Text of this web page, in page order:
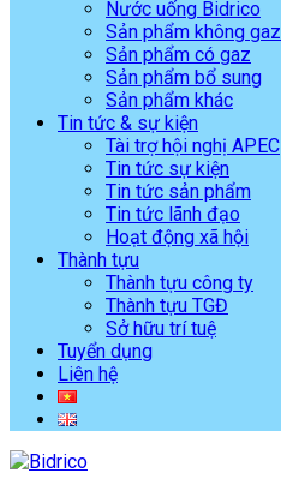
Nước uống Bidrico
Sản phẩm không gaz
Sản phẩm có gaz
Sản phẩm bổ sung
Sản phẩm khác
Tin tức & sự kiện
Tài trợ hội nghị APEC
Tin tức sự kiện
Tin tức sản phẩm
Tin tức lãnh đạo
Hoạt động xã hội
Thành tựu
Thành tựu công ty
Thành tựu TGĐ
Sở hữu trí tuệ
Tuyển dụng
Liên hệ